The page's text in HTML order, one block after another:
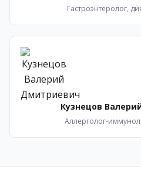
Гастроэнтеролог,
Кузнецов
Аллерголог-